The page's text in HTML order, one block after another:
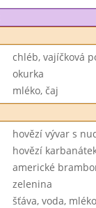
chléb, vajíčková
okurka
mléko, čaj
hovězí vývar s
hovězí
americké
zelenina
šťáva, voda, mléko